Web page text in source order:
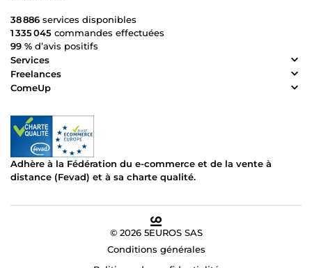
38 886 services disponibles
1 335 045 commandes effectuées
99 % d’avis positifs
Services
Freelances
ComeUp
Adhère à la Fédération du e-commerce et de la vente à
distance (Fevad) et à sa charte qualité.
© 2026 5EUROS SAS
Conditions générales